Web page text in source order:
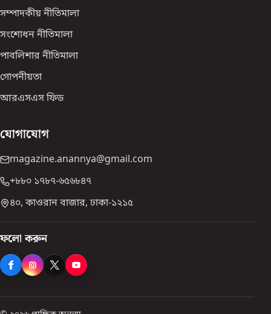
সম্পাদকীয় নীতিমালা
সংশোধন নীতিমালা
পাবলিশার নীতিমালা
গোপনীয়তা
আরএসএস ফিড
যোগাযোগ
magazine.anannya@gmail.com
+৮৮০ ১৭৮৭-৬৫৬৮৪৭
৪০, কাওরান বাজার, ঢাকা-১২১৫
ফলো করুন